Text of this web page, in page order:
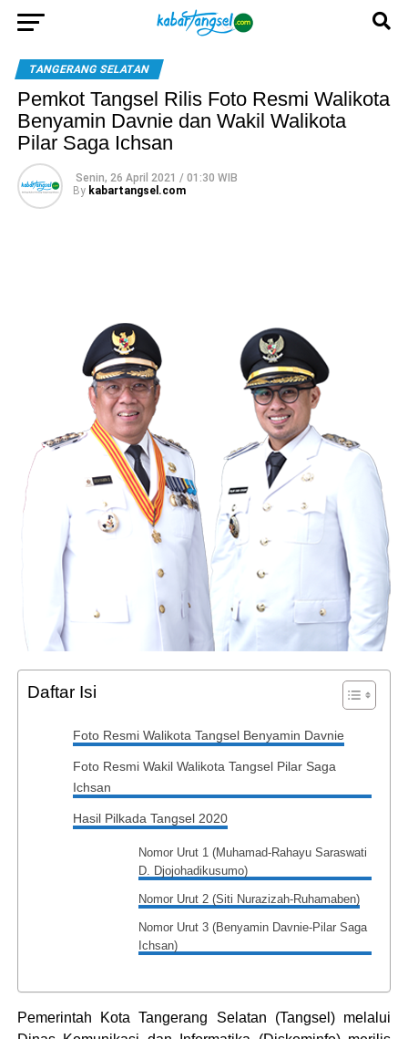
TANGERANG SELATAN
Pemkot Tangsel Rilis Foto Resmi Walikota
Benyamin Davnie dan Wakil Walikota
Pilar Saga Ichsan
Senin, 26 April 2021 / 01:30 WIB
By kabartangsel.com
Daftar Isi
Foto Resmi Walikota Tangsel Benyamin Davnie
Foto Resmi Wakil Walikota Tangsel Pilar Saga
Ichsan
Hasil Pilkada Tangsel 2020
Nomor Urut 1 (Muhamad-Rahayu Saraswati
D. Djojohadikusumo)
Nomor Urut 2 (Siti Nurazizah-Ruhamaben)
Nomor Urut 3 (Benyamin Davnie-Pilar Saga
Ichsan)
Pemerintah Kota Tangerang Selatan (Tangsel) melalui